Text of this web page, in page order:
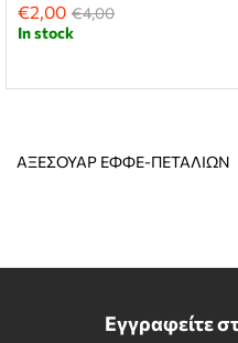
€2,00 €4,00
In stock
ΑΞΕΣΟΥΑΡ ΕΦΦΕ-ΠΕΤΑΛΙΩΝ
Εγγραφείτε